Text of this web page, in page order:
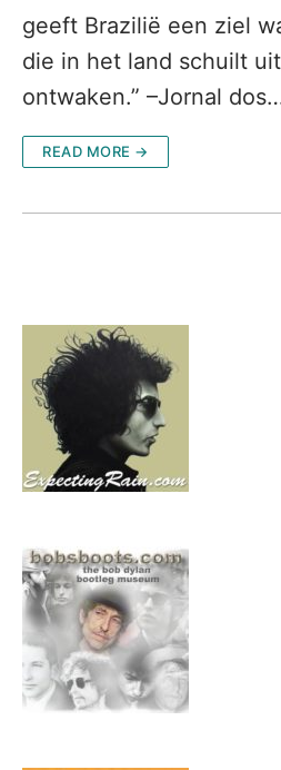
geeft Brazilië een ziel
die in het land schuilt
ontwaken.” –Jornal
READ MORE →